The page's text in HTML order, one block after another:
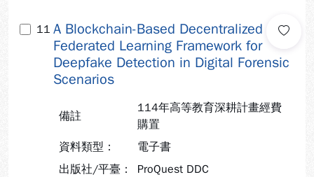
11 A Blockchain-Based Decentralized
Federated Learning Framework for
Deepfake Detection in Digital Forensic
Scenarios
備註
114年高等教育深耕計畫經費
購置
資料類型：
電子書
出版社/平臺：
ProQuest DDC